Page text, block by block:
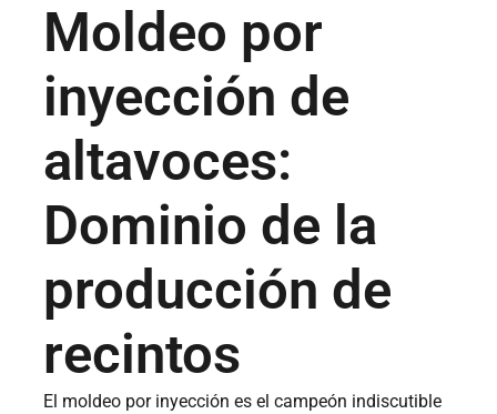
Moldeo por
inyección de
altavoces:
Dominio de la
producción de
recintos
El moldeo por inyección es el campeón indiscutible